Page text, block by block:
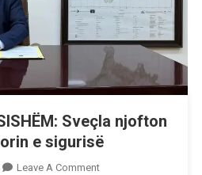
Sveçla njofton
e sigurisë
Leave A CommentOn